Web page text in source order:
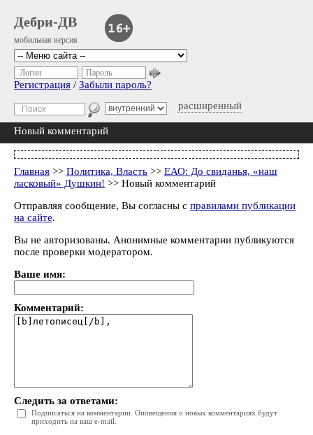
Дебри-ДВ
мобильная версия
расширенный
Логин Пароль
Регистрация / Забыли пароль?
Новый комментарий
Главная >> Политика, Власть >> ЕАО: До свиданья, «наш
ласковый» Душкин! >> Новый комментарий
Отправляя сообщение, Вы согласны с правилами публикации
на сайте.
Вы не авторизованы. Анонимные комментарии публикуются
после проверки модератором.
Ваше имя:
Комментарий:
Следить за ответами:
Подписаться на комментарии. Оповещения о новых комментариях будут
приходить на ваш e-mail.